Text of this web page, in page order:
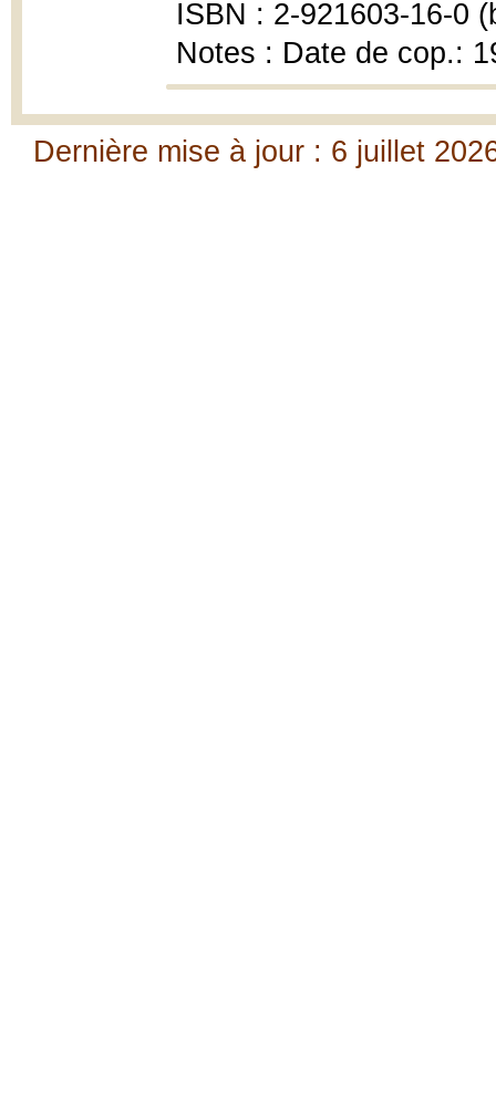
ISBN : 2-921603-16-0
Notes : Date de cop.:
Dernière mise à jour : 6 juillet